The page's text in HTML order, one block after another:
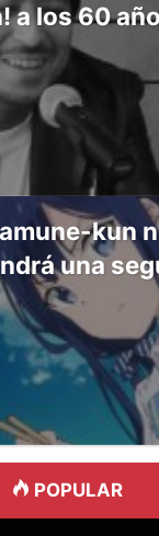
a los 60
kun
una
POPULAR